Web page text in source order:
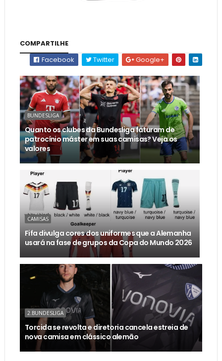
COMPARTILHE
Facebook
Twitter Google+
BUNDESLIGA
Quanto os clubes da Bundesliga faturam de
patrocínio máster em suas camisas? Veja os
valores
CAMISAS
Fifa divulga cores dos uniformes que a Alemanha
usará na fase de grupos da Copa do Mundo 2026
2.BUNDESLIGA
Torcida se revolta e diretoria cancela estreia de
nova camisa em clássico alemão